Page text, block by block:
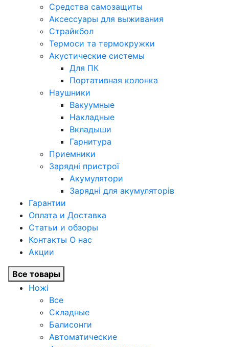
Средства самозащиты
Аксессуары для выживания
Страйкбол
Термоси та термокружки
Акустические системы
Для ПК
Портативная колонка
Наушники
Вакуумные
Накладные
Вкладыши
Гарнитура
Приемники
Зарядні пристрої
Акумулятори
Зарядні для акумуляторів
Гарантии
Оплата и Доставка
Статьи и обзоры
Контакты О нас
Акции
Все товары
Ножі
Все
Складные
Балисонги
Автоматические